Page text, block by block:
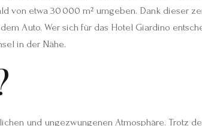
von etwa 30 000 m² umgeben. Dank dieser
Auto. Wer sich für das Hotel Giardino
in der Nähe.
und ungezwungenen Atmosphäre. Trotz